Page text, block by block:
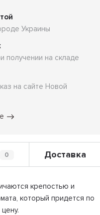
Украины
получении на складе
на сайте Новой
0 Доставка
крепостью и
который придется по